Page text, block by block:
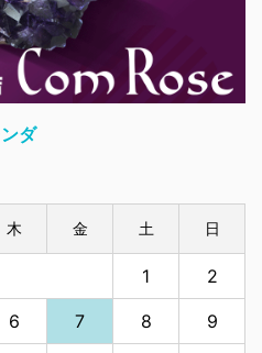
ダ
木 金 土 日
1 2
6 7 8 9